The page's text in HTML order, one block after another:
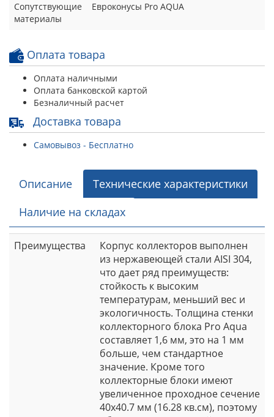
Сопутствующие
материалы
Евроконусы Рro AQUA
Оплата товара
Оплата наличными
Оплата банковской картой
Безналичный расчет
Доставка товара
Самовывоз - Бесплатно
Описание
Технические характеристики
Наличие на складах
Преимущества
Корпус коллекторов выполнен
из нержавеющей стали AISI 304,
что дает ряд преимуществ:
стойкость к высоким
температурам, меньший вес и
экологичность. Толщина стенки
коллекторного блока Pro Aqua
составляет 1,6 мм, это на 1 мм
больше, чем стандартное
значение. Кроме того
коллекторные блоки имеют
увеличенное проходное сечение
40x40.7 мм (16.28 кв.см), поэтому